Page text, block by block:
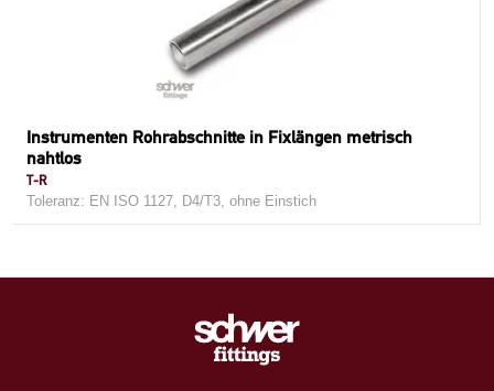
Instrumenten Rohrabschnitte in Fixlängen metrisch
nahtlos
T-R
Toleranz: EN ISO 1127, D4/T3, ohne Einstich